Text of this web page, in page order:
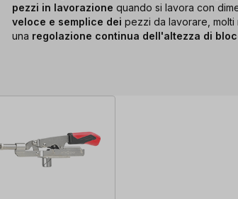
pezzi in lavorazione quando si lavora con
veloce e semplice dei pezzi da lavorare, molti
una regolazione continua dell'altezza di